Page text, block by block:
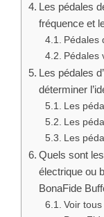
Les pédales
fréquence et
Pédales
Pédales
Les pédales
déterminer
Les
Les
Les
Quels sont
électrique ou
BonaFide
Voir